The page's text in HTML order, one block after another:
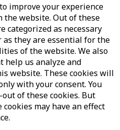
improve your experience
website. Out of these
categorized as necessary
they are essential for the
of the website. We also
help us analyze and
website. These cookies will
with your consent. You
of these cookies. But
may have an effect